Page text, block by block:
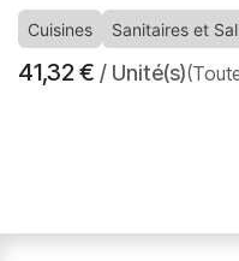
Cuisines Sanitaires et
41,32€ / Unité(s)